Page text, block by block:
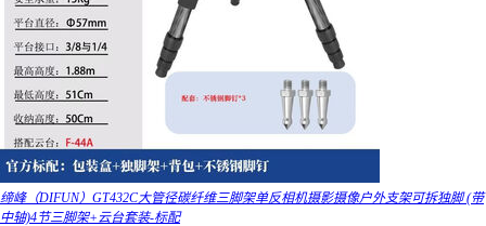
缔峰（DIFUN）GT432C大管径碳纤维三脚架单反相机摄影摄像户外支架可拆独脚 (带
中轴)4节三脚架+云台套装-标配